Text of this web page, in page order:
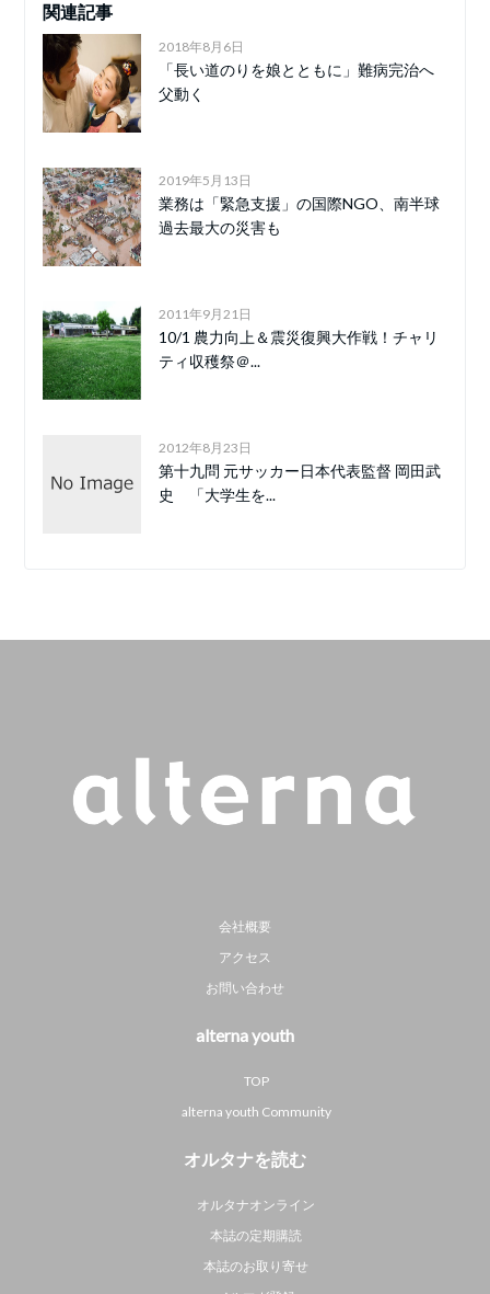
関連記事
2018年8月6日
「長い道のりを娘とともに」難病完治へ
父動く
2019年5月13日
業務は「緊急支援」の国際NGO、南半球
過去最大の災害も
2011年9月21日
10/1 農力向上＆震災復興大作戦！チャリ
ティ収穫祭＠...
2012年8月23日
第十九問 元サッカー日本代表監督 岡田武
史 「大学生を...
会社概要
アクセス
お問い合わせ
alterna youth
TOP
alterna youth Community
オルタナを読む
オルタナオンライン
本誌の定期購読
本誌のお取り寄せ